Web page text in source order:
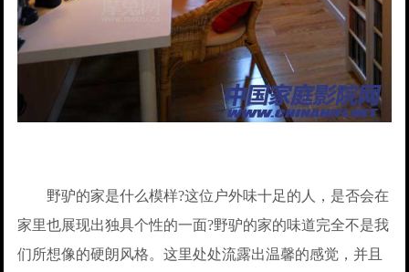
野驴的家是什么模样?这位户外味十足的人，是否会在
家里也展现出独具个性的一面?野驴的家的味道完全不是我
们所想像的硬朗风格。这里处处流露出温馨的感觉，并且